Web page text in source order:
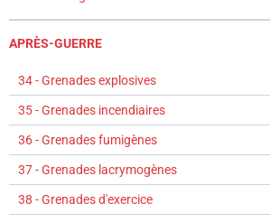
APRÈS-GUERRE
34 - Grenades explosives
35 - Grenades incendiaires
36 - Grenades fumigènes
37 - Grenades lacrymogènes
38 - Grenades d'exercice